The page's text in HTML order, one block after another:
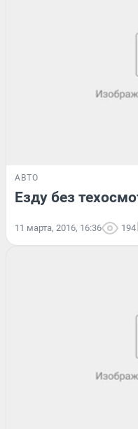
АВТО
Езду без
11 марта, 2016, 16:36 194